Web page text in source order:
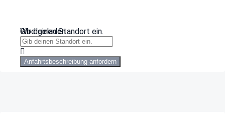
Wird geladen …
Gib deinen Standort ein.
Anfahrtsbeschreibung anfordern